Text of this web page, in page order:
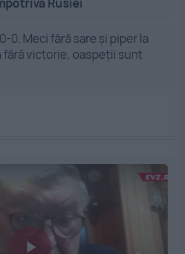
Rusiei
0. Meci fără sare și piper la
fără victorie, oaspeții sunt